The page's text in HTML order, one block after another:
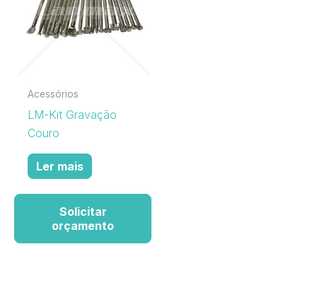
Acessórios
LM-Kit Gravação
Couro
Ler mais
Solicitar
orçamento